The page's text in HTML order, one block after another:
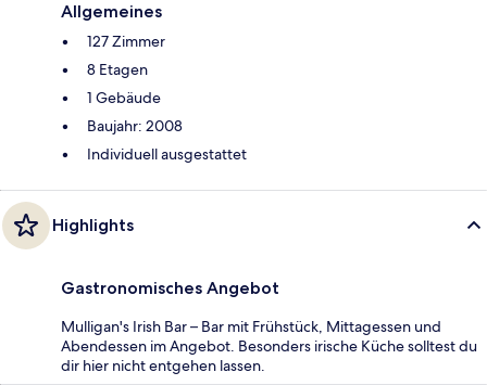
Allgemeines
127 Zimmer
8 Etagen
1 Gebäude
Baujahr: 2008
Individuell ausgestattet
Highlights
Gastronomisches Angebot
Mulligan's Irish Bar – Bar mit Frühstück, Mittagessen und
Abendessen im Angebot. Besonders irische Küche solltest du
dir hier nicht entgehen lassen.